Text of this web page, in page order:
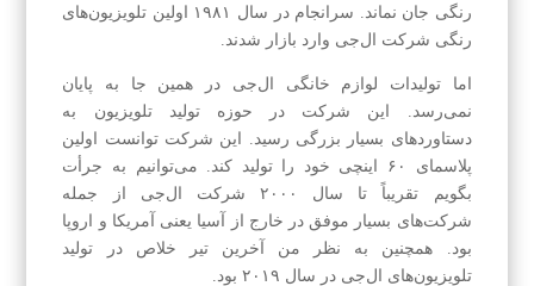
رنگی جان نماند. سرانجام در سال ۱۹۸۱ اولین تلویزیون‌های
رنگی شرکت ال‌جی وارد بازار شدند.
اما تولیدات لوازم خانگی ال‌جی در همین جا به پایان
نمی‌رسد. این شرکت در حوزه تولید تلویزیون به
دستاوردهای بسیار بزرگی رسید. این شرکت توانست اولین
پلاسمای ۶۰ اینچی خود را تولید کند. می‌توانیم به جرأت
بگویم تقریباً تا سال ۲۰۰۰ شرکت ال‌جی از جمله
شرکت‌های بسیار موفق در خارج از آسیا یعنی آمریکا و اروپا
بود. همچنین به نظر من آخرین تیر خلاص در تولید
تلویزیون‌های ال‌جی در سال ۲۰۱۹ بود.